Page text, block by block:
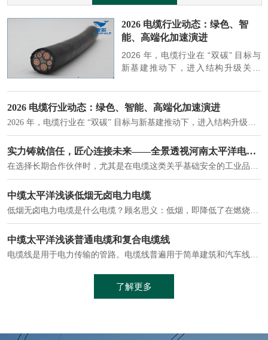
2026 电缆行业动态：绿色、智
能、高端化加速演进
2026 年，电缆行业在 “双碳” 目标与
新基建推动下，进入结构升级关键
大清晰趋势，市场格局持续优化。
2026 电缆行业动态：绿色、智能、高端化加速演进
实力铸就信任，匠心连接未来——全景透视河南太平洋电缆厂
在选择长期合作伙伴时，尤其是在电缆这类关乎基础安全的工业品上，供应商的“内在实力”远比一纸报价单更重要。今天，我们邀请您“云参观”河南太平洋电缆厂，透过每一个细节，看我们如何将“可靠”二字，铸入每一米电缆。
中缆太平洋浅谈低烟无卤电力电缆
低烟无卤电力电缆是什么电缆？顾名思义：低烟，即降低了在燃烧时有害物体的产生；卤素对于人体来说是一种有毒气体，无卤就是没有毒气体的释放，通常是针对电缆遇火灾时而言的。低烟无卤电力电缆又可以称之为环保电缆，低烟无卤电缆大多数用于医院和对环境卫生要求比较严格的地方。
中缆太平洋浅谈普通电缆和复合电缆线
电缆线是用于电力传输的管路。电缆线普遍用于简单建筑和汽车线材，作为能源输送缆线，电缆线的复杂结构勿庸置疑。根据目标功能，电缆线具有以下一些特点：建筑用和车用线材要求轻质、大批量生产、价格低廉、具有相当的电学和力学性能和长时间的耐老化性能；工业用线材必须具有符合客户要求的性能；
了解更多